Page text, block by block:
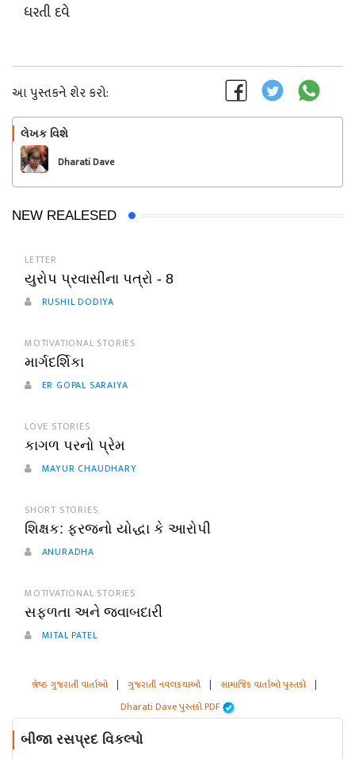
ધરતી દવે
આ પુસ્તકને શેર કરો:
લેખક વિશે
Dharati Dave
NEW REALESED
LETTER
યુરોપ પ્રવાસીના પત્રો - 8
RUSHIL DODIYA
MOTIVATIONAL STORIES
માર્ગદર્શિકા
ER GOPAL SARAIYA
LOVE STORIES
કાગળ પરનો પ્રેમ
MAYUR CHAUDHARY
SHORT STORIES
શિક્ષક: ફરજનો યોદ્ધા કે આરોપી
ANURADHA
MOTIVATIONAL STORIES
સફળતા અને જવાબદારી
MITAL PATEL
શ્રેષ્ઠ ગુજરાતી વાર્તાઓ | ગુજરાતી નવલકથાઓ | સામાજિક વાર્તાઓ પુસ્તકો |
Dharati Dave પુસ્તકો PDF
બીજા રસપ્રદ વિકલ્પો